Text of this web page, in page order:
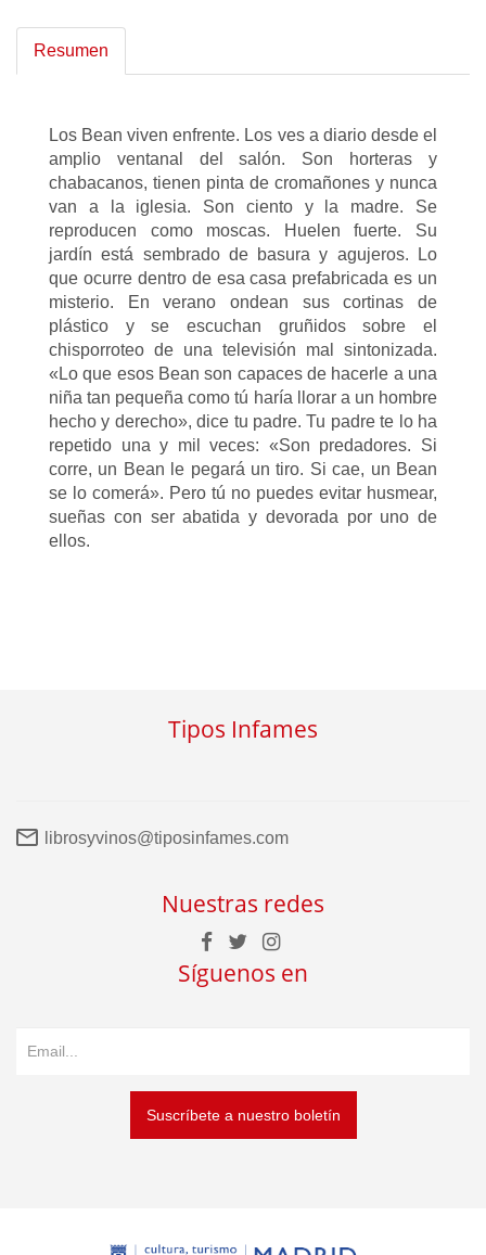
Resumen
Los Bean viven enfrente. Los ves a diario desde el
amplio ventanal del salón. Son horteras y
chabacanos, tienen pinta de cromañones y nunca
van a la iglesia. Son ciento y la madre. Se
reproducen como moscas. Huelen fuerte. Su
jardín está sembrado de basura y agujeros. Lo
que ocurre dentro de esa casa prefabricada es un
misterio. En verano ondean sus cortinas de
plástico y se escuchan gruñidos sobre el
chisporroteo de una televisión mal sintonizada.
«Lo que esos Bean son capaces de hacerle a una
niña tan pequeña como tú haría llorar a un hombre
hecho y derecho», dice tu padre. Tu padre te lo ha
repetido una y mil veces: «Son predadores. Si
corre, un Bean le pegará un tiro. Si cae, un Bean
se lo comerá». Pero tú no puedes evitar husmear,
sueñas con ser abatida y devorada por uno de
ellos.
Tipos Infames
librosyvinos@tiposinfames.com
Nuestras redes
Síguenos en
Suscríbete a nuestro boletín